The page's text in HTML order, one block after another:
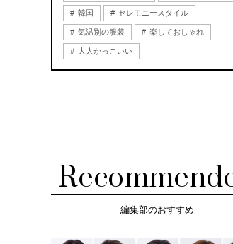
韓国 セレモニースタイル
気温別の服装 楽しておしゃれ
大人かっこいい
編集部のおすすめ